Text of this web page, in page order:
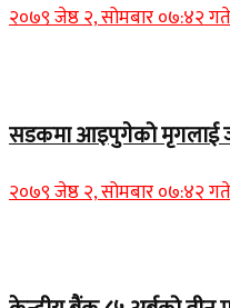
२०७९ जेष्ठ २, सोमबार ०७:४२ गते
सडकमा आइपुगेको मृगलाई
२०७९ जेष्ठ २, सोमबार ०७:४२ गते